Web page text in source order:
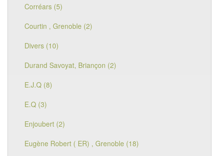
Corréars (5)
Courtin , Grenoble (2)
Divers (10)
Durand Savoyat, Briançon (2)
E.J.Q (8)
E.Q (3)
Enjoubert (2)
Eugène Robert ( ER) , Grenoble (18)